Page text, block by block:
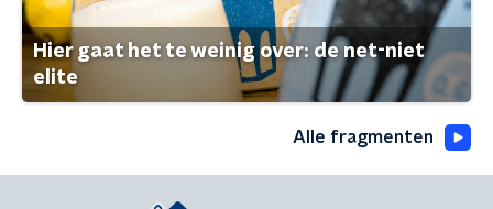
Hier gaat het te weinig over: de net-niet
elite
Alle fragmenten